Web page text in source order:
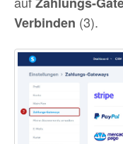
Verbinden (3).